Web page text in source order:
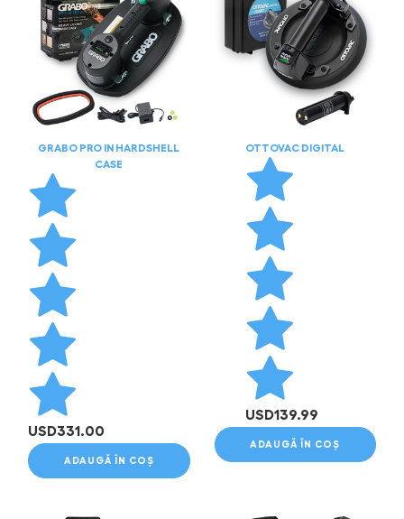
GRABO PRO IN HARDSHELL
CASE
USD331.00
ADAUGĂ ÎN COȘ
OTTOVAC DIGITAL
USD139.99
ADAUGĂ ÎN COȘ